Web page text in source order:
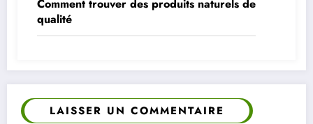
Comment trouver des produits naturels de
qualité
LAISSER UN COMMENTAIRE